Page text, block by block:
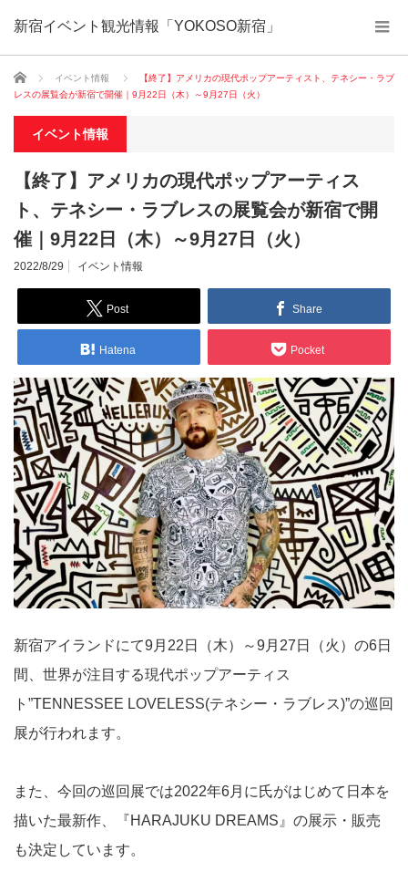
新宿イベント観光情報「YOKOSO新宿」
ホーム イベント情報
【終了】アメリカの現代ポップアーティスト、テネシー・ラブ
レスの展覧会が新宿で開催｜9月22日（木）～9月27日（火）
イベント情報
【終了】アメリカの現代ポップアーティス
ト、テネシー・ラブレスの展覧会が新宿で開
催｜9月22日（木）～9月27日（火）
2022/8/29 イベント情報
Post Share
Hatena Pocket
新宿アイランドにて9月22日（木）～9月27日（火）の6日
間、世界が注目する現代ポップアーティス
ト”TENNESSEE LOVELESS(テネシー・ラブレス)”の巡回
展が行われます。
また、今回の巡回展では2022年6月に氏がはじめて日本を
描いた最新作、『HARAJUKU DREAMS』の展示・販売
も決定しています。